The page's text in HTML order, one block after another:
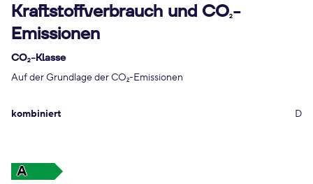
Kraftstoffverbrauch und CO2-
Emissionen
CO2-Klasse
Auf der Grundlage der CO2-Emissionen
kombiniert D
A